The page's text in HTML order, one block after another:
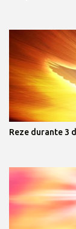
Reze durante 3